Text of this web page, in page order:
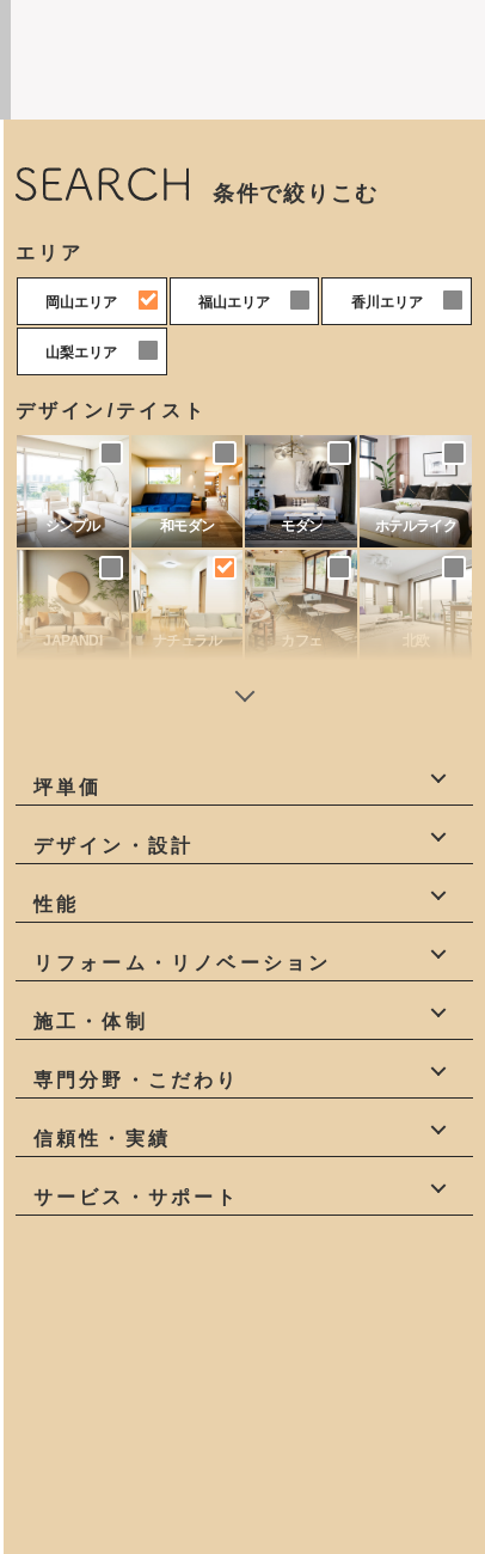
条件で絞りこむ
エリア
岡山エリア 福山エリア 香川エリア
山梨エリア
デザイン/テイスト
シンプル 和モダン モダン ホテルライク
JAPANDI ナチュラル カフェ 北欧
坪単価
60万円
デザイン・設計
デザイン
性能
高性能 耐震等級3
リフォーム・リノベーション
リフォーム
施工・体制
自社一貫 少人数
専門分野・こだわり
造作家具
信頼性・実績
有資格者 受賞有
サービス・サポート